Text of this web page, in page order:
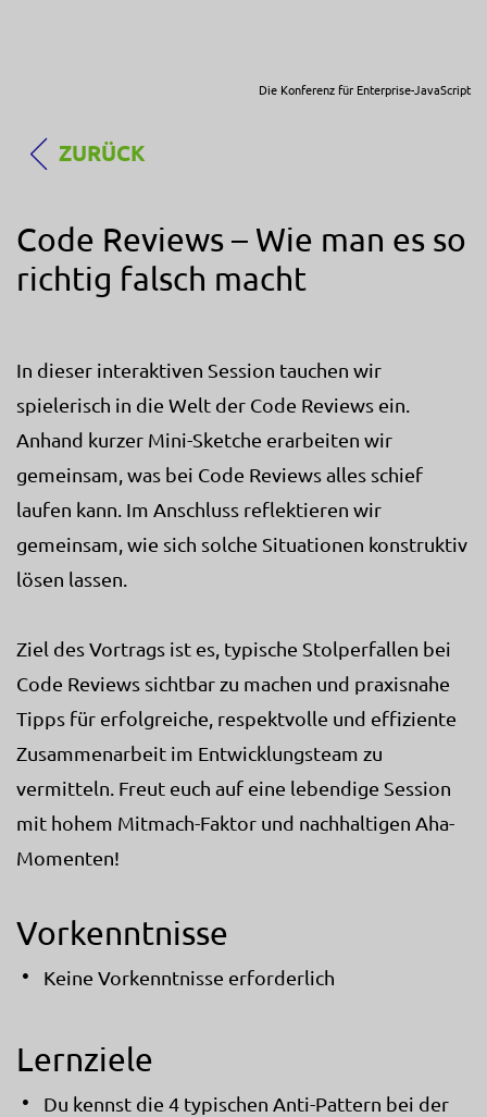
Die Konferenz für Enterprise-JavaScript
ZURÜCK
Code Reviews – Wie man es so
richtig falsch macht
In dieser interaktiven Session tauchen wir
spielerisch in die Welt der Code Reviews ein.
Anhand kurzer Mini-Sketche erarbeiten wir
gemeinsam, was bei Code Reviews alles schief
laufen kann. Im Anschluss reflektieren wir
gemeinsam, wie sich solche Situationen konstruktiv
lösen lassen.
Ziel des Vortrags ist es, typische Stolperfallen bei
Code Reviews sichtbar zu machen und praxisnahe
Tipps für erfolgreiche, respektvolle und effiziente
Zusammenarbeit im Entwicklungsteam zu
vermitteln. Freut euch auf eine lebendige Session
mit hohem Mitmach-Faktor und nachhaltigen Aha-
Momenten!
Vorkenntnisse
Keine Vorkenntnisse erforderlich
Lernziele
Du kennst die 4 typischen Anti-Pattern bei der